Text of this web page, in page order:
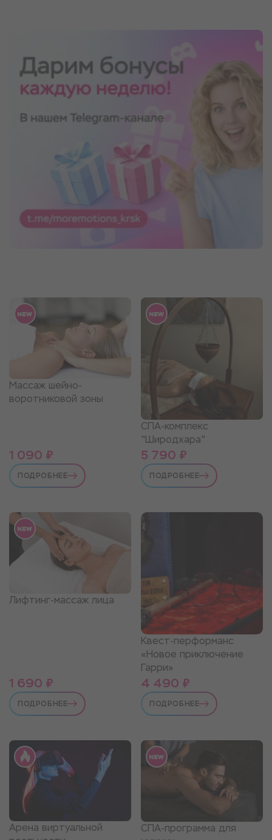
Массаж шейно-
воротниковой зоны
1 090 ₽
ПОДРОБНЕЕ
СПА-комплекс
"Широдхара"
5 790 ₽
ПОДРОБНЕЕ
Лифтинг-массаж лица
1 690 ₽
ПОДРОБНЕЕ
Квест-перформанс
«Новое приключение
Гарри»
4 490 ₽
ПОДРОБНЕЕ
Арена виртуальной
СПА-программа для